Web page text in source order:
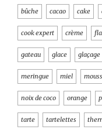
bûche cacao cake
cook expert crème
gateau glace glaçage
meringue miel
noix de coco orange
tarte tartelettes